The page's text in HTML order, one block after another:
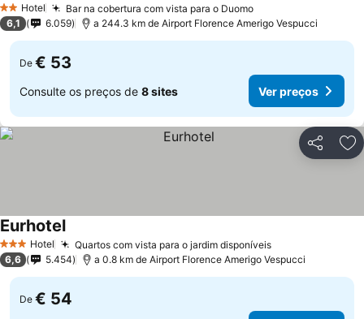
2 Estrelas
Hotel Bar na cobertura com vista para o Duomo
6,1 6.059 a 244.3 km de Airport Florence Amerigo Vespucci
De € 53
Consulte os preços de 8 sites Ver preços
Partilhar
3 EstrelasHotel Quartos com vista para o jardim disponíveis
Eurhotel
6,6 5.454 a 0.8 km de Airport Florence Amerigo Vespucci
De € 54